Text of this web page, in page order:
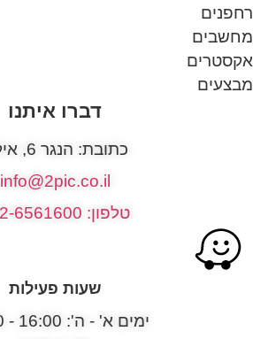
רחפנים
מחשבים
אקסטרים
מבצעים
דברו איתנו
כתובת: הנגר 6, אילת
info@2pic.co.il
טלפון: 052-6561600
שעות פעילות
ימים א' - ה': 16:00 - 11:00